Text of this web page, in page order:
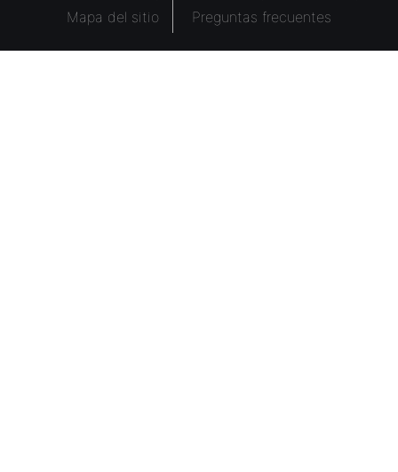
Mapa del sitio
Preguntas frecuentes